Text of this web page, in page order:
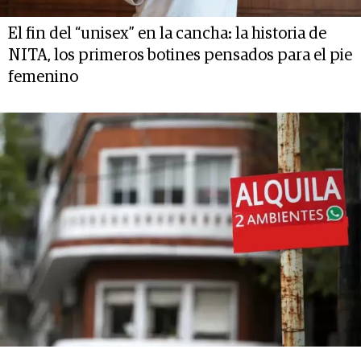
El fin del “unisex” en la cancha: la historia de
NITA, los primeros botines pensados para el pie
femenino